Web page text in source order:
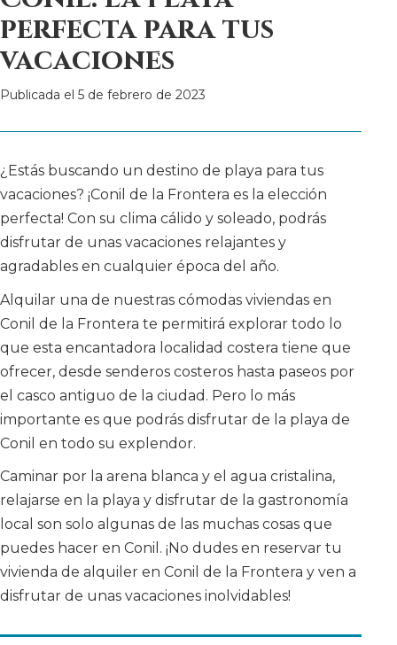
perfecta para tus
vacaciones
Publicada el 5 de febrero de 2023
¿Estás buscando un destino de playa para tus
vacaciones? ¡Conil de la Frontera es la elección
perfecta! Con su clima cálido y soleado, podrás
disfrutar de unas vacaciones relajantes y
agradables en cualquier época del año.
Alquilar una de nuestras cómodas viviendas en
Conil de la Frontera te permitirá explorar todo lo
que esta encantadora localidad costera tiene que
ofrecer, desde senderos costeros hasta paseos por
el casco antiguo de la ciudad. Pero lo más
importante es que podrás disfrutar de la playa de
Conil en todo su explendor.
Caminar por la arena blanca y el agua cristalina,
relajarse en la playa y disfrutar de la gastronomía
local son solo algunas de las muchas cosas que
puedes hacer en Conil. ¡No dudes en reservar tu
vivienda de alquiler en Conil de la Frontera y ven a
disfrutar de unas vacaciones inolvidables!